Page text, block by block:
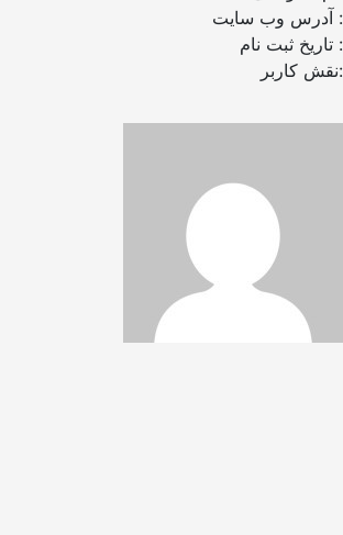
آدرس وب سایت :
تاریخ ثبت نام :
نقش کاربر: